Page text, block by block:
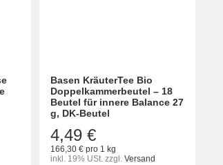
Basen KräuterTee Bio
Doppelkammerbeutel – 18
Beutel für innere Balance 27
g, DK-Beutel
4,49 €
166,30 € pro 1 kg
inkl. 19% USt. zzgl. Versand